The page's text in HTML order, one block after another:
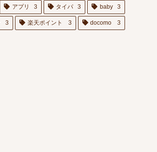
アプリ 3 タイパ 3 baby 3
3 楽天ポイント 3 docomo 3